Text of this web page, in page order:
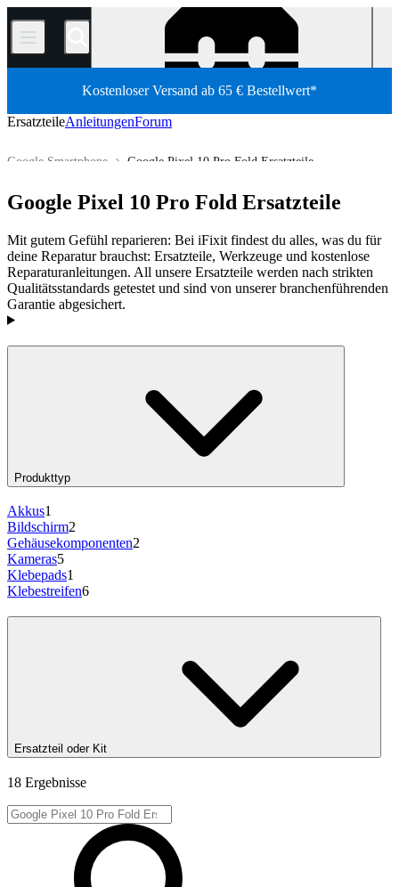
/
Kostenloser Versand ab 65 € Bestellwert*
ErsatzteileAnleitungenForum
Google Pixel 10 Pro Fold Ersatzteile
Google Smartphone
Google Pixel 10 Pro Fold Ersatzteile
Mit gutem Gefühl reparieren: Bei iFixit findest du alles, was du für
deine Reparatur brauchst: Ersatzteile, Werkzeuge und kostenlose
Reparaturanleitungen. All unsere Ersatzteile werden nach strikten
Qualitätsstandards getestet und sind von unserer branchenführenden
Garantie abgesichert.
Produkte
Produkttyp
Akkus1
Bildschirm2
Gehäusekomponenten2
Kameras5
Klebepads1
Klebestreifen6
Ersatzteil oder Kit
18 Ergebnisse